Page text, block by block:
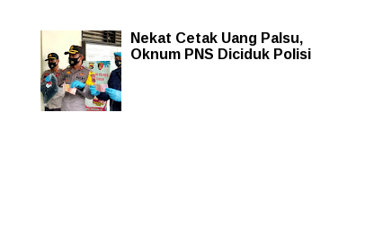
Nekat Cetak Uang Palsu,
Oknum PNS Diciduk Polisi